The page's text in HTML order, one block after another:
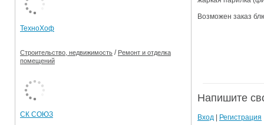
Ограничения движения транспорта на майские
Возможен заказ
Напишите
Вход Регистрация
ТехноХоф
Строительство, недвижимость / Ремонт и отделка
помещений
СК СОЮЗ